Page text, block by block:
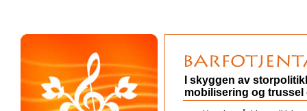
I skyggen av
mobilisering og trussel